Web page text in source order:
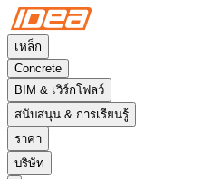
เหล็ก
Concrete
BIM & เวิร์กโฟลว์
สนับสนุน & การเรียนรู้
ราคา
บริษัท